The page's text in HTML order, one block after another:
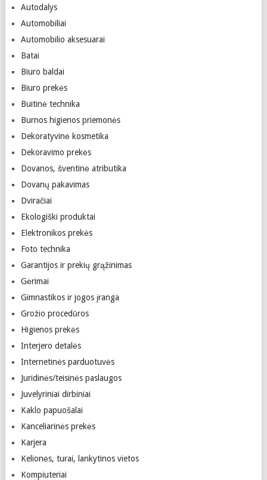
Autodalys
Automobiliai
Automobilio aksesuarai
Batai
Biuro baldai
Biuro prekės
Buitinė technika
Burnos higienos priemonės
Dekoratyvinė kosmetika
Dekoravimo prekės
Dovanos, šventinė atributika
Dovanų pakavimas
Dviračiai
Ekologiški produktai
Elektronikos prekės
Foto technika
Garantijos ir prekių grąžinimas
Gėrimai
Gimnastikos ir jogos įranga
Grožio procedūros
Higienos prekės
Interjero detalės
Internetinės parduotuvės
Juridinės/teisinės paslaugos
Juvelyriniai dirbiniai
Kaklo papuošalai
Kanceliarinės prekės
Karjera
Kelionės, turai, lankytinos vietos
Kompiuteriai